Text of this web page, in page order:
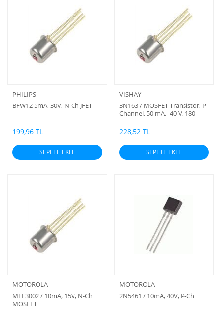
PHILIPS
BFW12 5mA, 30V, N-Ch JFET
199,96 TL
SEPETE EKLE
VISHAY
3N163 / MOSFET Transistor, P
Channel, 50 mA, -40 V, 180
228,52 TL
SEPETE EKLE
MOTOROLA
MFE3002 / 10mA, 15V, N-Ch
MOSFET
MOTOROLA
2N5461 / 10mA, 40V, P-Ch